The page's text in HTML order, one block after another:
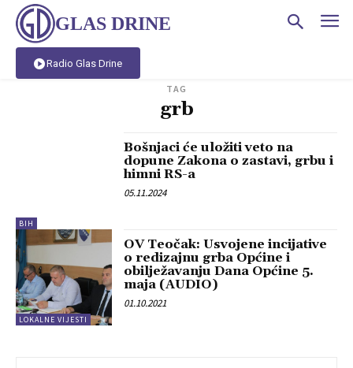
GLAS DRINE
Radio Glas Drine
TAG
grb
BIH
Bošnjaci će uložiti veto na
dopune Zakona o zastavi, grbu i
himni RS-a
05.11.2024
LOKALNE VIJESTI
OV Teočak: Usvojene incijative
o redizajnu grba Općine i
obilježavanju Dana Općine 5.
maja (AUDIO)
01.10.2021